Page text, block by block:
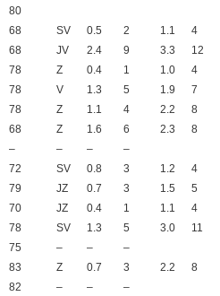
80
68 SV 0.5 2 1.1
4
68 JV 2.4 9 3.3
12
78 Z 0.4 1 1.0
4
78 V 1.3 5 1.9
7
78 Z 1.1 4 2.2
8
68 Z 1.6 6 2.3
8
– – –
–
72 SV 0.8 3 1.2
4
79 JZ 0.7 3 1.5
5
70 JZ 0.4 1 1.1
4
78 SV 1.3 5 3.0
11
75 – –
–
83 Z 0.7 3 2.2
8
82 – –
–